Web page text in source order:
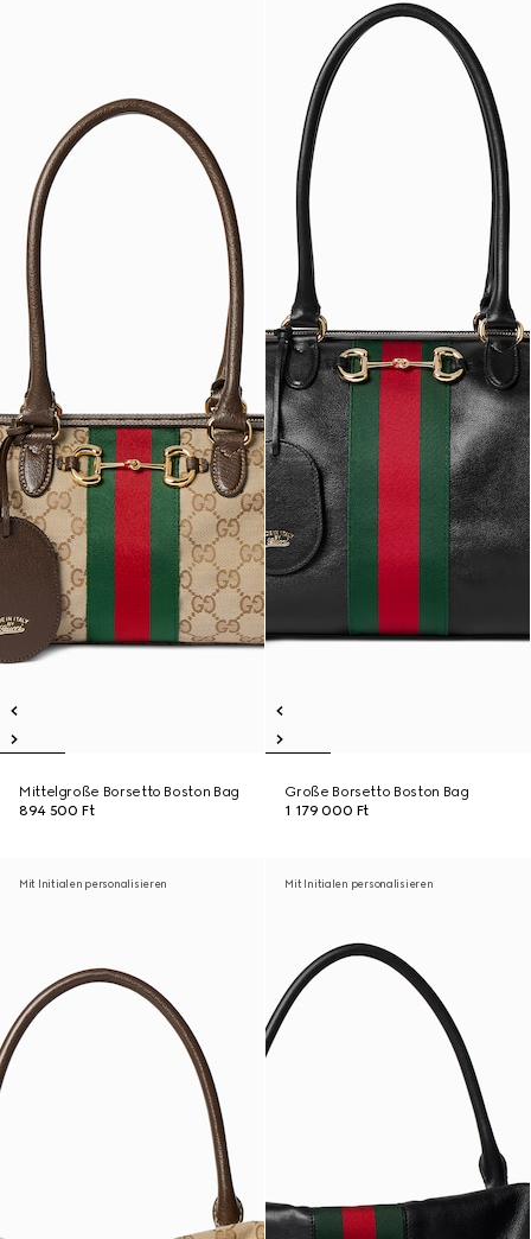
Mittelgroße Borsetto Boston Bag
894 500 Ft
Große Borsetto Boston Bag
1 179 000 Ft
Mit Initialen personalisieren Mit Initialen personalisieren